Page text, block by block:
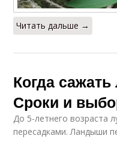
Читать дальше →
Когда
Сроки и
До 5-летнего возраста
пересадками. Ландыши